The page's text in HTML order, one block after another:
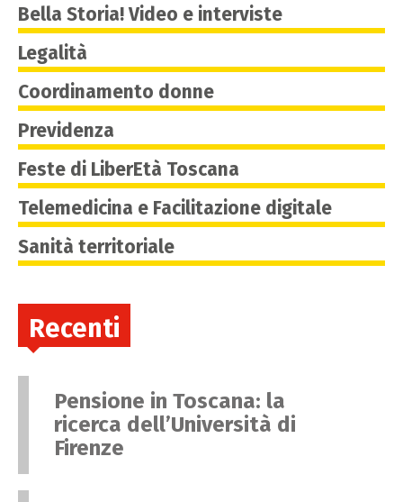
Bella Storia! Video e interviste
Legalità
Coordinamento donne
Previdenza
Feste di LiberEtà Toscana
Telemedicina e Facilitazione digitale
Sanità territoriale
Recenti
Pensione in Toscana: la
ricerca dell’Università di
Firenze